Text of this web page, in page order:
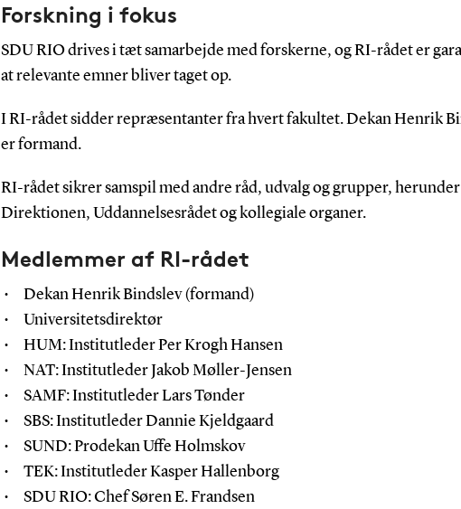
Forskning i fokus
SDU RIO drives i tæt samarbejde med forskerne, og RI-rådet er
at relevante emner bliver taget op.
I RI-rådet sidder repræsentanter fra hvert fakultet. Dekan Henrik
er formand.
RI-rådet sikrer samspil med andre råd, udvalg og grupper, herunder
Direktionen, Uddannelsesrådet og kollegiale organer.
Medlemmer af RI-rådet
Dekan Henrik Bindslev (formand)
Universitetsdirektør
HUM: Institutleder Per Krogh Hansen
NAT: InstitutlederJakob Møller-Jensen
SAMF: Institutleder Lars Tønder
SBS: Institutleder Dannie Kjeldgaard
SUND: Prodekan Uffe Holmskov
TEK: Institutleder Kasper Hallenborg
SDU RIO: Chef Søren E. Frandsen